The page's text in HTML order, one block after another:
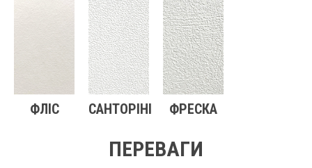
ФЛІС САНТОРІНІ ФРЕСКА
ПЕРЕВАГИ